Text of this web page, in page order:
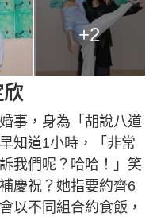
+2
欣
事，身為「胡說八道
知道1小時，「非常
我們呢？哈哈！」笑
慶祝？她指要約齊6
以不同組合約食飯，